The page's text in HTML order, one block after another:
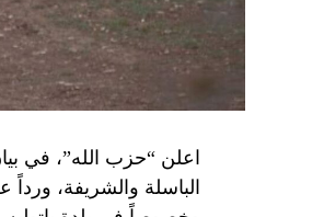
اعلن “حزب الله”، في
الباسلة ‌‏‌‏‌والشريفة، ورداً